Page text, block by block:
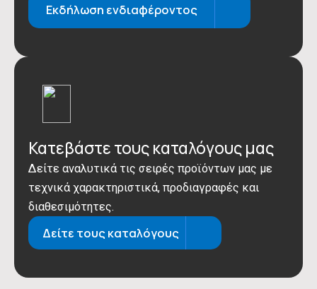
Εκδήλωση ενδιαφέροντος
Κατεβάστε τους καταλόγους μας
Δείτε αναλυτικά τις σειρές προϊόντων μας με
τεχνικά χαρακτηριστικά, προδιαγραφές και
διαθεσιμότητες.
Δείτε τους καταλόγους